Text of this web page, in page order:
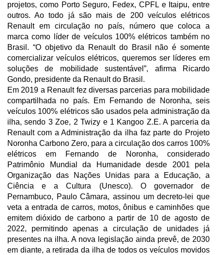
projetos, como Porto Seguro, Fedex, CPFL e Itaipu, entre
outros. Ao todo já são mais de 200 veículos elétricos
Renault em circulação no país, número que coloca a
marca como líder de veículos 100% elétricos também no
Brasil. “O objetivo da Renault do Brasil não é somente
comercializar veículos elétricos, queremos ser líderes em
soluções de mobilidade sustentável”, afirma Ricardo
Gondo, presidente da Renault do Brasil.
Em 2019 a Renault fez diversas parcerias para mobilidade
compartilhada no país. Em Fernando de Noronha, seis
veículos 100% elétricos são usados pela administração da
ilha, sendo 3 Zoe, 2 Twizy e 1 Kangoo Z.E. A parceria da
Renault com a Administração da ilha faz parte do Projeto
Noronha Carbono Zero, para a circulação dos carros 100%
elétricos em Fernando de Noronha, considerado
Patrimônio Mundial da Humanidade desde 2001 pela
Organização das Nações Unidas para a Educação, a
Ciência e a Cultura (Unesco). O governador de
Pernambuco, Paulo Câmara, assinou um decreto-lei que
veta a entrada de carros, motos, ônibus e caminhões que
emitem dióxido de carbono a partir de 10 de agosto de
2022, permitindo apenas a circulação de unidades já
presentes na ilha. A nova legislação ainda prevê, de 2030
em diante, a retirada da ilha de todos os veículos movidos